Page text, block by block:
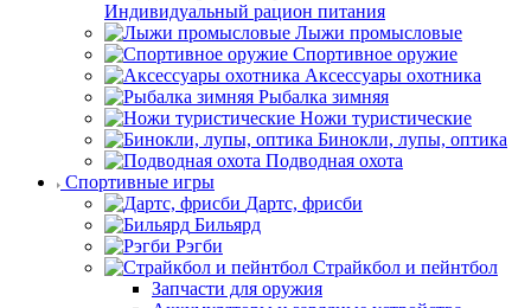
Индивидуальный рацион питания
Лыжи промысловые
Спортивное оружие
Аксессуары охотника
Рыбалка зимняя
Ножи туристические
Бинокли, лупы, оптика
Подводная охота
Спортивные игры
Дартс, фрисби
Бильярд
Рэгби
Страйкбол и пейнтбол
Запчасти для оружия